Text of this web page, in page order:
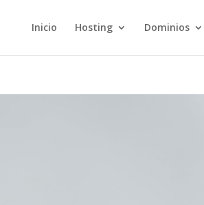
Inicio Hosting Dominios